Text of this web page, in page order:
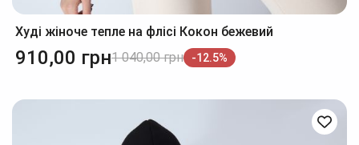
Худі жіноче тепле на флісі Кокон бежевий
910,00 грн1 040,00 грн -12.5%